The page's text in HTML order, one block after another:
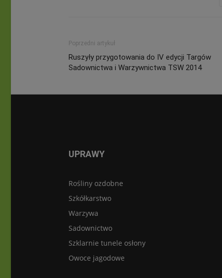
Poprzedni artykuł
Ruszyły przygotowania do IV edycji Targów
Sadownictwa i Warzywnictwa TSW 2014
UPRAWY
Rośliny ozdobne
Szkółkarstwo
Warzywa
Sadownictwo
Szklarnie tunele osłony
Owoce jagodowe